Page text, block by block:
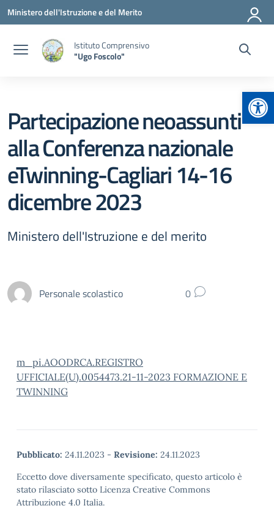
Vai ai contenuti
Vai al menu di navigazione
Vai al footer
Ministero dell'Istruzione e del Merito
Istituto Comprensivo
"Ugo Foscolo"
Partecipazione neoassunti
alla Conferenza nazionale
eTwinning-Cagliari 14-16
dicembre 2023
Ministero dell'Istruzione e del merito
Personale scolastico 0
m_pi.AOODRCA.REGISTRO
UFFICIALE(U).0054473.21-11-2023 FORMAZIONE E
TWINNING
Pubblicato: 24.11.2023 - Revisione: 24.11.2023
Eccetto dove diversamente specificato, questo articolo è
stato rilasciato sotto Licenza Creative Commons
Attribuzione 4.0 Italia.